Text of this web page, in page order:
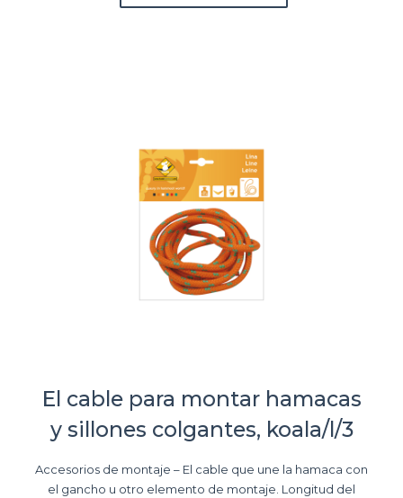
El cable para montar hamacas
y sillones colgantes, koala/l/3
Accesorios de montaje – El cable que une la hamaca con
el gancho u otro elemento de montaje. Longitud del